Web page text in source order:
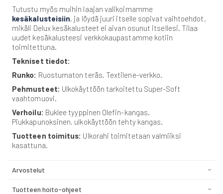
Tutustu myös muihin laajan valikoimamme
kesäkalusteisiin, ja löydä juuri itselle sopivat vaihtoehdot,
mikäli Delux kesäkalusteet ei aivan osunut itsellesi. Tilaa
uudet kesäkalusteesi verkkokaupastamme kotiin
toimitettuna.
Tekniset tiedot:
Runko: Ruostumaton teräs, Textilene-verkko.
Pehmusteet: Ulkokäyttöön tarkoitettu Super-Soft
vaahtomuovi.
Verhoilu: Buklee tyyppinen Olefin-kangas.
Piukkapunoksinen, ulkokäyttöön tehty kangas.
Tuotteen toimitus: Ulkorahi toimitetaan valmiiksi
kasattuna.
Arvostelut
Tuotteen hoito-ohjeet